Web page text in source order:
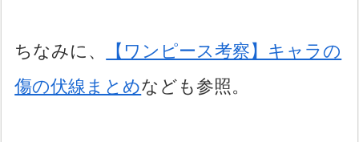
ちなみに、
【ワンピース考察】キャラの
傷の伏線まとめなども参照。